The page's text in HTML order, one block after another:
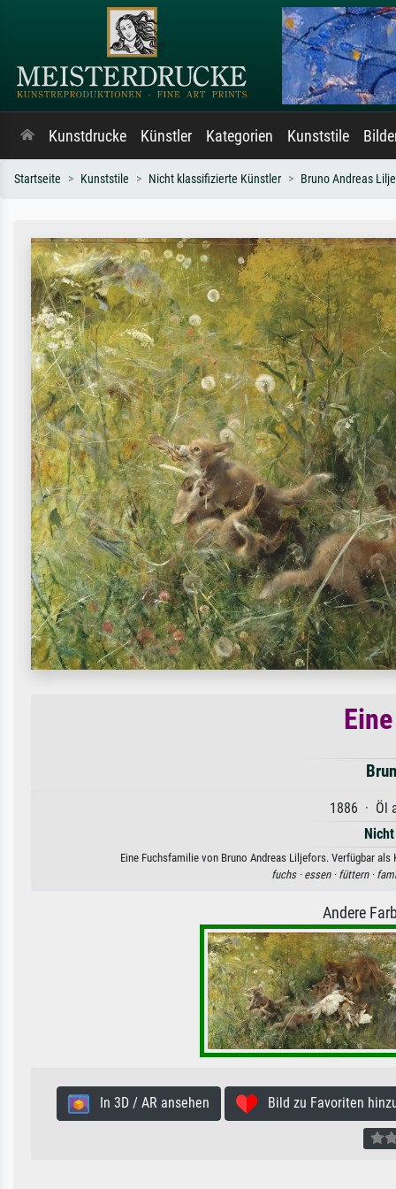
Kunstdrucke Künstler Kategorien Kunststile
Startseite Kunststile Nicht klassifizierte Künstler Bruno Andreas
1886 · Öl
Eine Fuchsfamilie von Bruno Andreas Liljefors. Verfügbar
fuchs · essen · füttern ·
Andere
In 3D / AR ansehen Bild zu Favoriten